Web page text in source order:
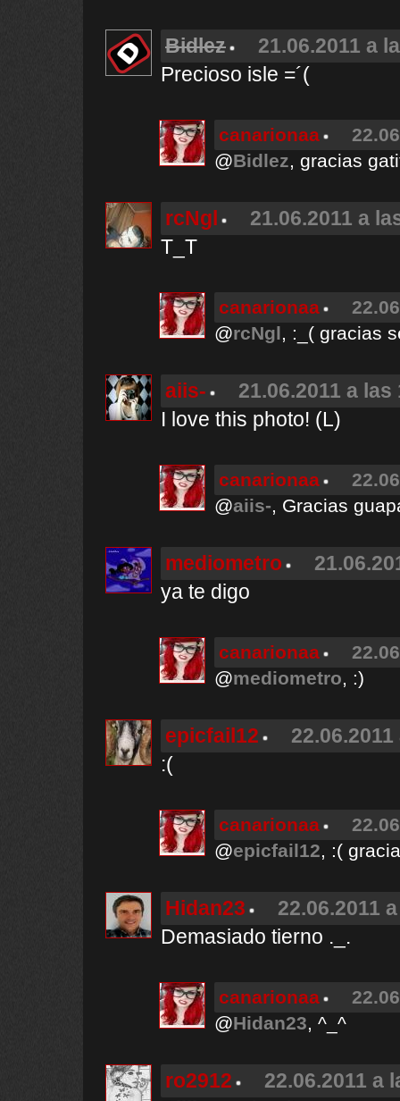
Bidlez
21.06.2011 a
Precioso isle =´(
canarionaa
@Bidlez, gracias
rcNgl
21.06.2011 a
T_T
canarionaa
@rcNgl, :_( gracias
aiis-
21.06.2011 a las
I love this photo! (L)
canarionaa
@aiis-, Gracias
mediometro
ya te digo
canarionaa
@mediometro, :)
epicfail12
:(
canarionaa
@epicfail12, :(
Hidan23
22.06.2011
Demasiado tierno ._.
canarionaa
@Hidan23, ^_^
ro2912
22.06.2011 a